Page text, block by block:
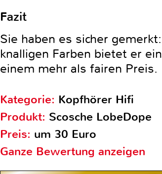
Fazit
Sie haben es sicher
knalligen Farben bietet er
einem mehr als fairen Preis.
Kategorie: Kopfhörer Hifi
Produkt: Scosche LobeDope
Preis: um 30 Euro
Ganze Bewertung anzeigen